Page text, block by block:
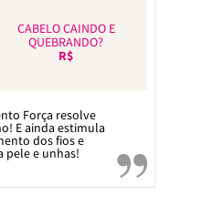
CABELO CAINDO E
QUEBRANDO?
R$
Força resolve
E ainda estimula
dos fios e
pele e unhas!